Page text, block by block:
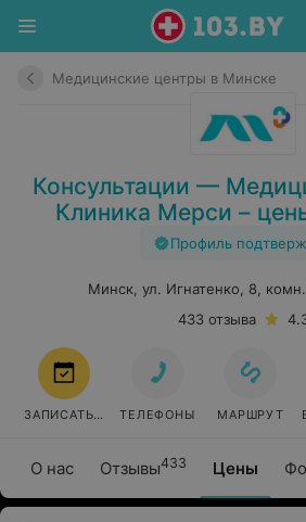
Медицинские центры в Минске
Консультации —
Клиника Мерси –
Профиль
О нас Отзывы433 Цены
Минск, ул. Игнатенко, 8,
433 отзыва
ЗАПИСАТЬСЯ ТЕЛЕФОНЫ МАРШРУТ